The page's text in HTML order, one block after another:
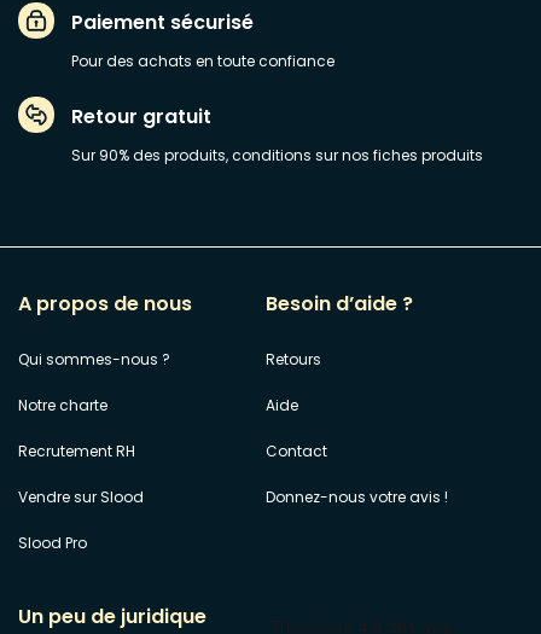
Paiement sécurisé
Pour des achats en toute confiance
Retour gratuit
Sur 90% des produits, conditions sur nos fiches produits
A propos de nous
Qui sommes-nous ?
Notre charte
Recrutement RH
Vendre sur Slood
Slood Pro
Besoin d’aide ?
Retours
Aide
Contact
Donnez-nous votre avis !
Un peu de juridique